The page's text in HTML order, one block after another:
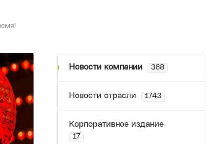
Новости компании 368
Новости отрасли 1743
Корпоративное издание
17